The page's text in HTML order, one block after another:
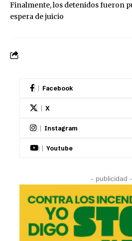
Finalmente, los detenidos fueron
espera de juicio
Facebook
X
Instagram
Youtube
- publicidad -